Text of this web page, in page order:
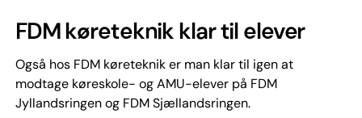
FDM køreteknik klar til elever
Også hos FDM køreteknik er man klar til igen at
modtage køreskole- og AMU-elever på FDM
Jyllandsringen og FDM Sjællandsringen.